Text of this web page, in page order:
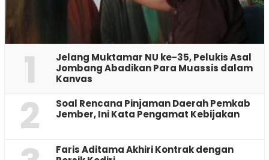
1
Jelang Muktamar NU ke-35, Pelukis Asal
Jombang Abadikan Para Muassis dalam
Kanvas
2
‎Soal Rencana Pinjaman Daerah Pemkab
Jember, Ini Kata Pengamat Kebijakan ‎
Faris Aditama Akhiri Kontrak dengan